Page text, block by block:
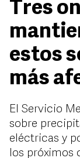
Tres
estos
más
El Servicio
sobre
eléctricas y
los próximos